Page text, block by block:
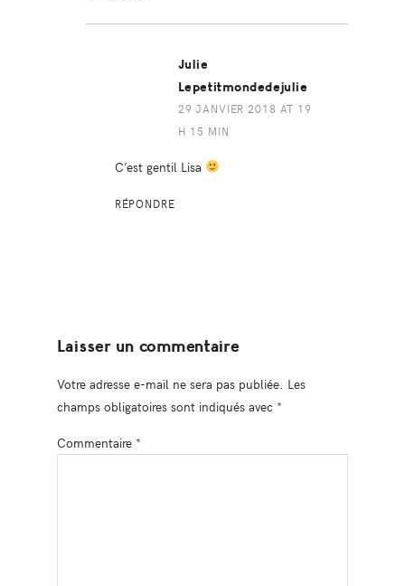
Julie
Lepetitmondedejulie
29 JANVIER 2018 AT 19
H 15 MIN
C’est gentil Lisa
RÉPONDRE
Laisser un commentaire
Votre adresse e-mail ne sera pas publiée. Les
champs obligatoires sont indiqués avec *
Commentaire *